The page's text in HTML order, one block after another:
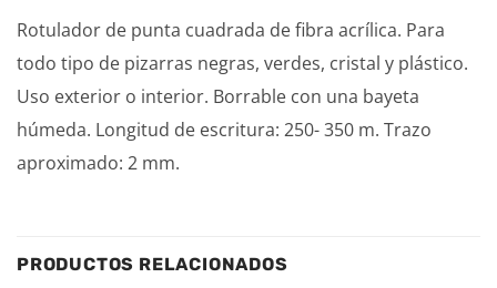
Rotulador de punta cuadrada de fibra acrílica. Para
todo tipo de pizarras negras, verdes, cristal y plástico.
Uso exterior o interior. Borrable con una bayeta
húmeda. Longitud de escritura: 250- 350 m. Trazo
aproximado: 2 mm.
PRODUCTOS RELACIONADOS